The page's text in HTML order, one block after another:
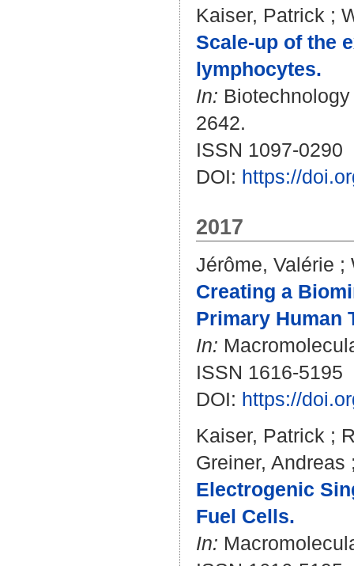
Kaiser, Patrick ;
Scale‐up of the
lymphocytes.
In:
2642.
ISSN 1097-0290
DOI: https://
2017
Jérôme, Valérie ;
Creating a
Primary Human
In:
ISSN 1616-5195
DOI: https://
Kaiser, Patrick ;
Greiner, Andreas
Electrogenic
Fuel Cells.
In: